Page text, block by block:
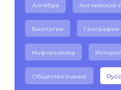
Алгебра Английский
Биология География
Информатика История
Обществознание